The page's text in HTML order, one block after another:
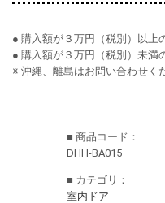
● 購入額が３万円（税別）以
● 購入額が３万円（税別）未
※ 沖縄、離島はお問い合わせく
■ 商品コード：
DHH-BA015
■ カテゴリ：
室内ドア